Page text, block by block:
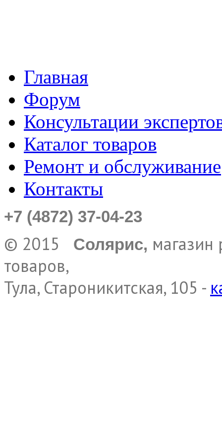
Главная
Форум
Консультации
Каталог товаров
Ремонт и обслуживание
Контакты
+7 (4872) 37-04-23
© 2015 Солярис, магазин
товаров,
Тула, Староникитская, 105 -